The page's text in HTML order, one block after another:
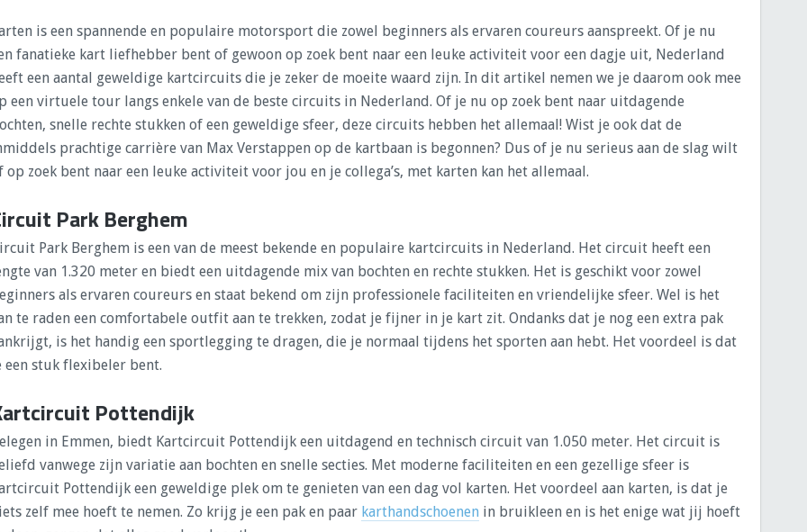
is een spannende en populaire motorsport die zowel beginners als ervaren coureurs aanspreekt. Of je nu
fanatieke kart liefhebber bent of gewoon op zoek bent naar een leuke activiteit voor een dagje uit, Nederland
een aantal geweldige kartcircuits die je zeker de moeite waard zijn. In dit artikel nemen we je daarom ook mee
een virtuele tour langs enkele van de beste circuits in Nederland. Of je nu op zoek bent naar uitdagende
snelle rechte stukken of een geweldige sfeer, deze circuits hebben het allemaal! Wist je ook dat de
prachtige carrière van Max Verstappen op de kartbaan is begonnen? Dus of je nu serieus aan de slag wilt
op zoek bent naar een leuke activiteit voor jou en je collega’s, met karten kan het allemaal.
Park Berghem
Park Berghem is een van de meest bekende en populaire kartcircuits in Nederland. Het circuit heeft een
van 1.320 meter en biedt een uitdagende mix van bochten en rechte stukken. Het is geschikt voor zowel
als ervaren coureurs en staat bekend om zijn professionele faciliteiten en vriendelijke sfeer. Wel is het
te raden een comfortabele outfit aan te trekken, zodat je fijner in je kart zit. Ondanks dat je nog een extra pak
is het handig een sportlegging te dragen, die je normaal tijdens het sporten aan hebt. Het voordeel is dat
een stuk flexibeler bent.
Pottendijk
in Emmen, biedt Kartcircuit Pottendijk een uitdagend en technisch circuit van 1.050 meter. Het circuit is
vanwege zijn variatie aan bochten en snelle secties. Met moderne faciliteiten en een gezellige sfeer is
Pottendijk een geweldige plek om te genieten van een dag vol karten. Het voordeel aan karten, is dat je
zelf mee hoeft te nemen. Zo krijg je een pak en paar karthandschoenen in bruikleen en is het enige wat jij hoeft